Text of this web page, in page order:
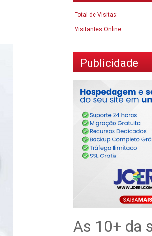
Total de Visitas:
Visitantes Online:
Publicidade
As 10+ da